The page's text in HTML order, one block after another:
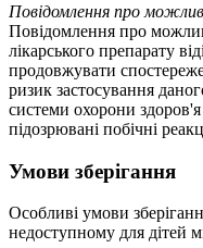
Повідомлення про можливі
Повідомлення про
лікарського препарату
продовжувати
ризик застосування
системи охорони
підозрювані побічні
Умови зберігання
Особливі умови
недоступному для дітей